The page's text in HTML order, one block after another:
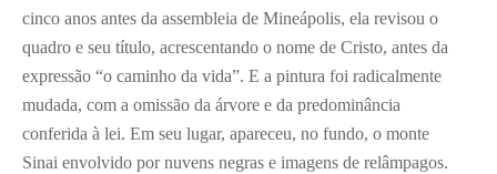
cinco anos antes da assembleia de Mineápolis, ela revisou o
quadro e seu título, acrescentando o nome de Cristo, antes da
expressão “o caminho da vida”. E a pintura foi radicalmente
mudada, com a omissão da árvore e da predominância
conferida à lei. Em seu lugar, apareceu, no fundo, o monte
Sinai envolvido por nuvens negras e imagens de relâmpagos.